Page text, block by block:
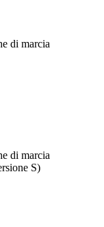
di marcia
di marcia
S)